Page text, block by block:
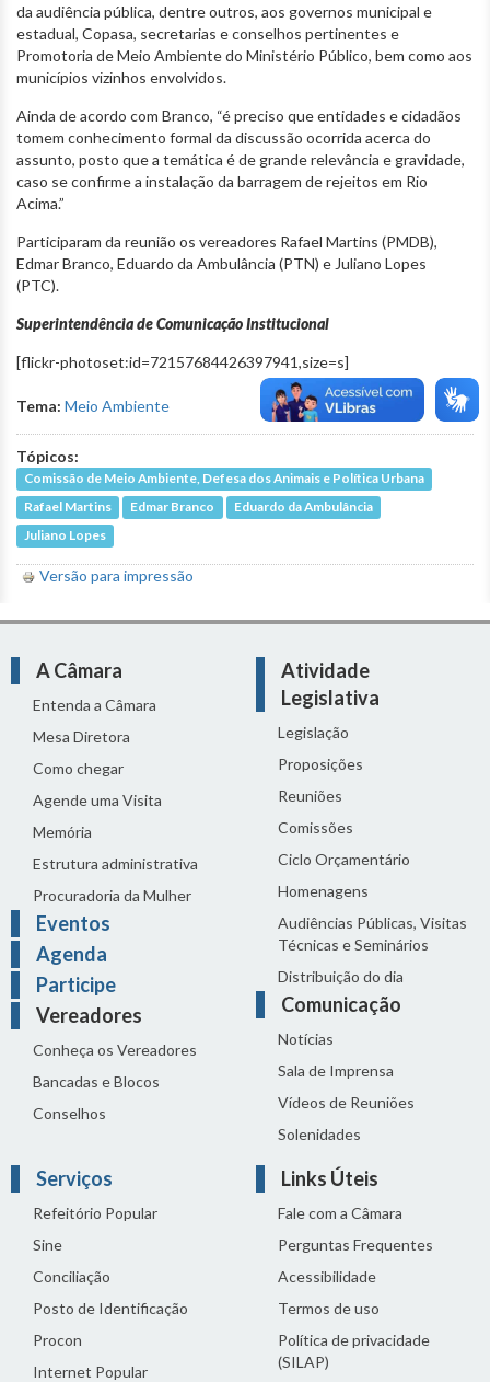
da audiência pública, dentre outros, aos governos municipal e
estadual, Copasa, secretarias e conselhos pertinentes e
Promotoria de Meio Ambiente do Ministério Público, bem como aos
municípios vizinhos envolvidos.
Ainda de acordo com Branco, “é preciso que entidades e cidadãos
tomem conhecimento formal da discussão ocorrida acerca do
assunto, posto que a temática é de grande relevância e gravidade,
caso se confirme a instalação da barragem de rejeitos em Rio
Acima.”
Participaram da reunião os vereadores Rafael Martins (PMDB),
Edmar Branco, Eduardo da Ambulância (PTN) e Juliano Lopes
(PTC).
Superintendência de Comunicação Institucional
[flickr-photoset:id=72157684426397941,size=s]
Tema: Meio Ambiente
Tópicos:
Comissão de Meio Ambiente, Defesa dos Animais e Política Urbana
Rafael Martins
Edmar Branco
Eduardo da Ambulância
Juliano Lopes
Versão para impressão
A Câmara
Entenda a Câmara
Mesa Diretora
Como chegar
Agende uma Visita
Memória
Estrutura administrativa
Procuradoria da Mulher
Eventos
Agenda
Participe
Vereadores
Conheça os Vereadores
Bancadas e Blocos
Conselhos
Atividade
Legislativa
Legislação
Proposições
Reuniões
Comissões
Ciclo Orçamentário
Homenagens
Audiências Públicas, Visitas
Técnicas e Seminários
Distribuição do dia
Comunicação
Notícias
Sala de Imprensa
Vídeos de Reuniões
Solenidades
Serviços
Refeitório Popular
Sine
Conciliação
Posto de Identificação
Procon
Internet Popular
Links Úteis
Fale com a Câmara
Perguntas Frequentes
Acessibilidade
Termos de uso
Política de privacidade
(SILAP)